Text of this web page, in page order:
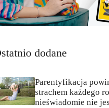
dodane
Parentyfikacja
strachem każdego
nieświadomie nie